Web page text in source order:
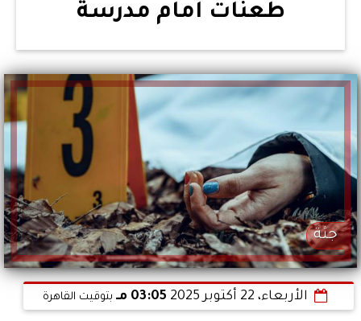
طعنات أمام مدرسة
جثة
الأربعاء، 22 أكتوبر 2025 03:05 مـ بتوقيت القاهرة